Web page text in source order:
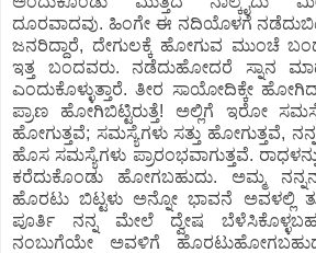
ದೂರವಾದವು. ಹಿಂಗೇ ಈ ನದಿಯೊಳಗೆ
ಜನರಿದ್ದಾರೆ, ದೇಗುಲಕ್ಕೆ ಹೋಗುವ ಮುಂಚೆ
ಇತ್ತ ಬಂದವರು. ನಡೆದುಹೋದರೆ ಸ್ನಾನ
ಎಂದುಕೊಳ್ಳುತ್ತಾರೆ. ತೀರ ಸಾಯೋದಿಕ್ಕೇ
ಪ್ರಾಣ ಹೋಗಿಬಿಟ್ಟಿರುತ್ತೆ! ಅಲ್ಲಿಗೆ ಇರೋ
ಹೋಗುತ್ತವೆ; ಸಮಸ್ಯೆಗಳು ಸತ್ತು ಹೋಗುತ್ತವೆ,
ಹೊಸ ಸಮಸ್ಯೆಗಳು ಪ್ರಾರಂಭವಾಗುತ್ತವೆ.
ಕರೆದುಕೊಂಡು ಹೋಗಬಹುದು. ಅಮ್ಮ
ಹೊರಟು ಬಿಟ್ಟಳು ಅನ್ನೋ ಭಾವನೆ ಅವಳಲ್ಲಿ
ಪೂರ್ತಿ ನನ್ನ ಮೇಲೆ ದ್ವೇಷ
ನಂಬುಗೆಯೇ ಅವಳಿಗೆ